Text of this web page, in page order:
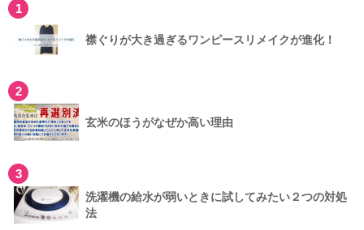
1
襟ぐりが大き過ぎるワンピースリメイクが進化！
2
玄米のほうがなぜか高い理由
3
洗濯機の給水が弱いときに試してみたい２つの対処
法